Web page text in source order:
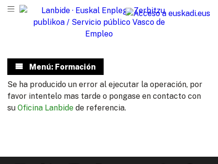
Menú: Formación
Se ha producido un error al ejecutar la operación, por
favor intentelo mas tarde o pongase en contacto con
su Oficina Lanbide de referencia.